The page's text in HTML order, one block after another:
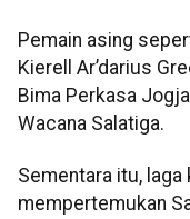
Pemain asing
Kierell Ar’darius
Bima Perkasa
Wacana Salatiga.
Sementara itu,
mempertemukan